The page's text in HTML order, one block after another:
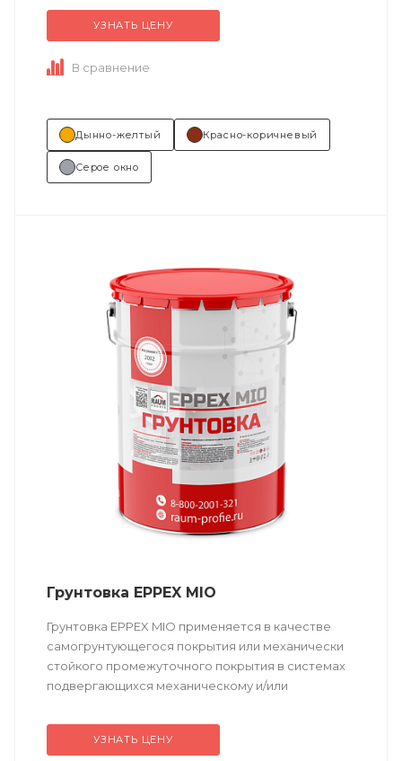
Техническое описаниепо ссылке
УЗНАТЬ ЦЕНУ
В сравнение
Дынно-желтый Красно-коричневый
Серое окно
Грунтовка EPPEX MIO
Грунтовка EPPEX MIO применяется в качестве
самогрунтующегося покрытия или механически
стойкого промежуточного покрытия в системах
подвергающихся механическому и/или
Образует твердое и прочное покрытие,...
УЗНАТЬ ЦЕНУ